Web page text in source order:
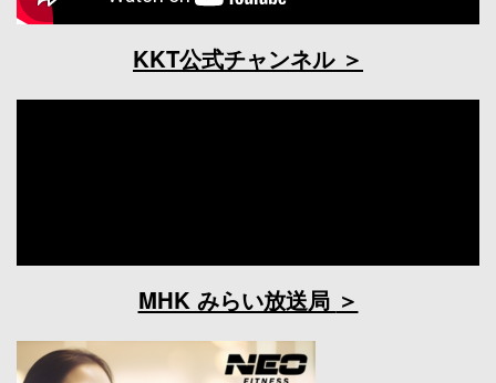
KKT公式チャンネル
MHK みらい放送局